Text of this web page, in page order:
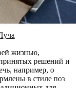
жизнью,
решений и
например, о
в стиле поз